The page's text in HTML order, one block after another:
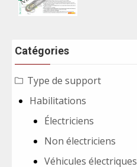
Catégories
Type de support
Habilitations
Électriciens
Non électriciens
Véhicules électriques